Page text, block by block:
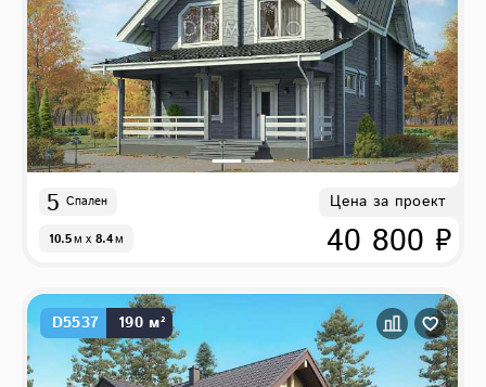
5 Спален
10.5м x 8.4м
Цена за проект
40 800 ₽
D5537 190 м²